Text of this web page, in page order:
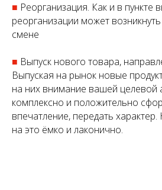
■ Реорганизация. Как и в пункте
реорганизации может
смене
■ Выпуск нового товара,
Выпуская на рынок новые
на них внимание вашей целевой
комплексно и положительно
впечатление, передать
на это ёмко и лаконично.